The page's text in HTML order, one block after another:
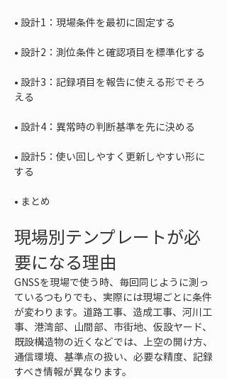
•
•
• 設計3：記録項目を報告に使える形でそろ
•
• 設計5：使い回しやすく更新しやすい形に
• まとめ
現場別テンプレートが必
要になる理由
GNSSを現場で使う時、毎回同じように測っ
ているつもりでも、実際には現場ごとに条件
が変わります。道路工事、造成工事、河川工
事、港湾部、山間部、市街地、仮設ヤード、
既設構造物の近くなどでは、上空の開け方、
通信環境、基準点の扱い、必要な精度、記録
すべき情報が異なります。